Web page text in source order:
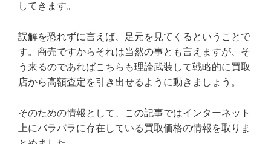
してきます。
誤解を恐れずに言えば、足元を見てくるということで
す。商売ですからそれは当然の事とも言えますが、そ
う来るのであればこちらも理論武装して戦略的に買取
店から高額査定を引き出せるように動きましょう。
そのための情報として、この記事ではインターネット
上にバラバラに存在している買取価格の情報を取りま